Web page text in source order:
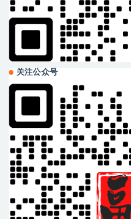
关注公众号